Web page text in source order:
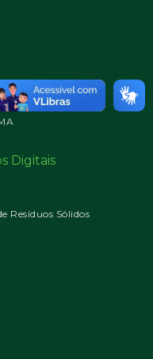
Digitais
Resíduos Sólidos